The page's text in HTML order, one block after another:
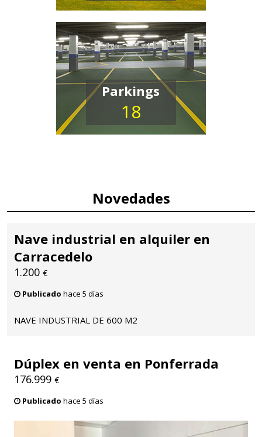
Parkings
18
Novedades
Nave industrial en alquiler en
Carracedelo
1.200 €
Publicado hace 5 días
NAVE INDUSTRIAL DE 600 M2
Dúplex en venta en Ponferrada
176.999 €
Publicado hace 5 días